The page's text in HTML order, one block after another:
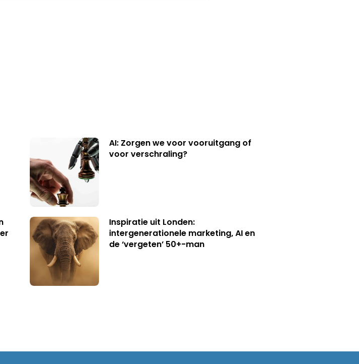
AI: Zorgen we voor vooruitgang of
voor verschraling?
Inspiratie uit Londen:
intergenerationele marketing, AI en
de ‘vergeten’ 50+-man